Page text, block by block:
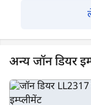
अन्य जॉन डियर